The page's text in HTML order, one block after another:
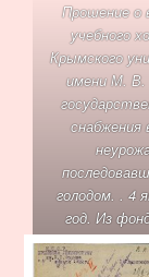
Прошение о
учебного
Крымского
имени М. В.
снабжения
голодом. . 4
год. Из